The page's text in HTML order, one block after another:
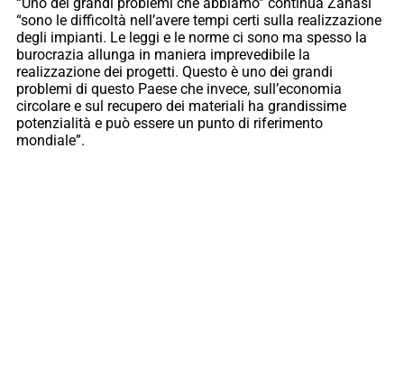
“Uno dei grandi problemi che abbiamo” continua Zanasi
“sono le difficoltà nell’avere tempi certi sulla realizzazione
degli impianti. Le leggi e le norme ci sono ma spesso la
burocrazia allunga in maniera imprevedibile la
realizzazione dei progetti. Questo è uno dei grandi
problemi di questo Paese che invece, sull’economia
circolare e sul recupero dei materiali ha grandissime
potenzialità e può essere un punto di riferimento
mondiale”.